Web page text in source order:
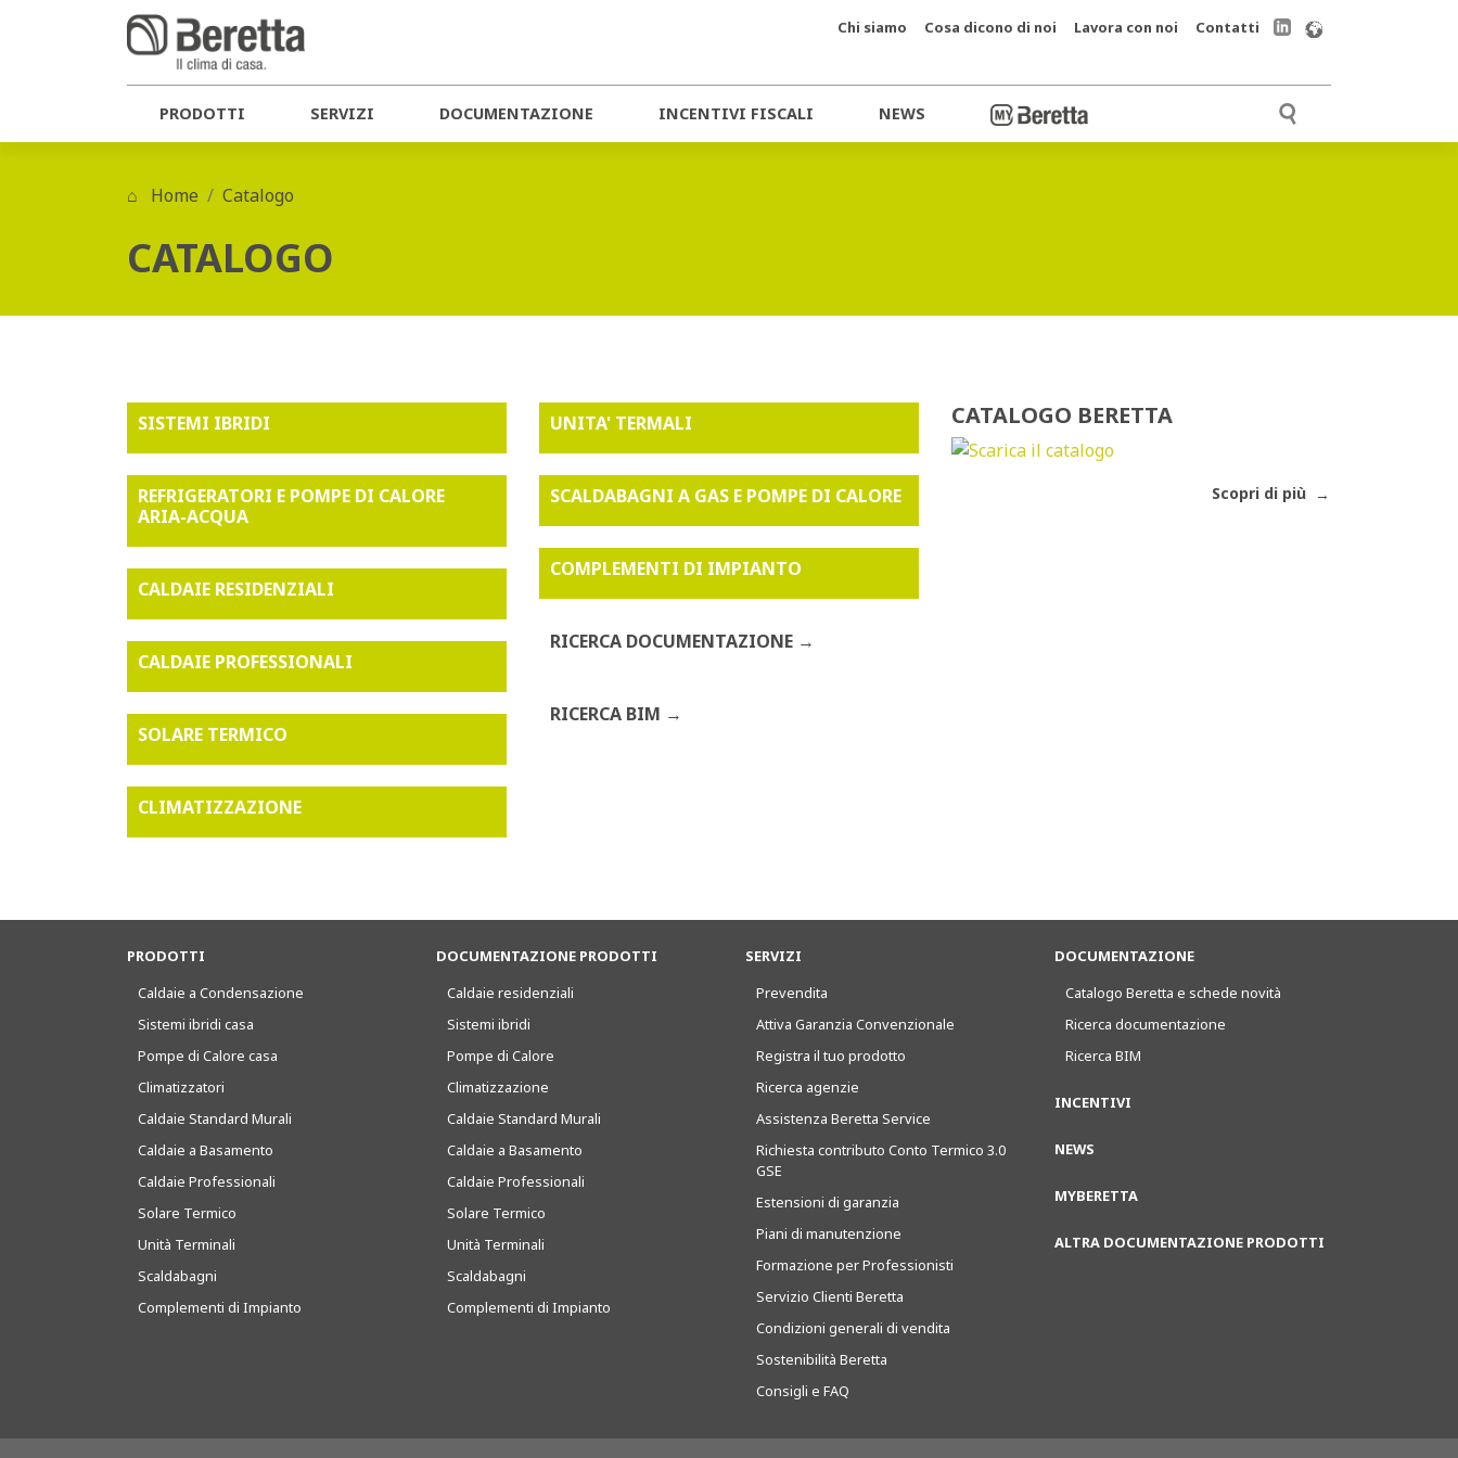
PRODOTTI SERVIZI DOCUMENTAZIONE INCENTIVI FISCALI NEWS
Chi siamo Cosa dicono di noi Lavora con noi Contatti
Home Catalogo
CATALOGO
SISTEMI IBRIDI
REFRIGERATORI E POMPE DI CALORE
ARIA-ACQUA
CALDAIE RESIDENZIALI
CALDAIE PROFESSIONALI
SOLARE TERMICO
CLIMATIZZAZIONE
UNITA' TERMALI
SCALDABAGNI A GAS E POMPE DI CALORE
COMPLEMENTI DI IMPIANTO
RICERCA DOCUMENTAZIONE
RICERCA BIM
CATALOGO BERETTA
Scopri di più
PRODOTTI
Caldaie a Condensazione
Sistemi ibridi casa
Pompe di Calore casa
Climatizzatori
Caldaie Standard Murali
Caldaie a Basamento
Caldaie Professionali
Solare Termico
Unità Terminali
Scaldabagni
Complementi di Impianto
DOCUMENTAZIONE PRODOTTI
Caldaie residenziali
Sistemi ibridi
Pompe di Calore
Climatizzazione
Caldaie Standard Murali
Caldaie a Basamento
Caldaie Professionali
Solare Termico
Unità Terminali
Scaldabagni
Complementi di Impianto
SERVIZI
Prevendita
Attiva Garanzia Convenzionale
Registra il tuo prodotto
Ricerca agenzie
Assistenza Beretta Service
Richiesta contributo Conto Termico 3.0
GSE
Estensioni di garanzia
Piani di manutenzione
Formazione per Professionisti
Servizio Clienti Beretta
Condizioni generali di vendita
Sostenibilità Beretta
Consigli e FAQ
DOCUMENTAZIONE
Catalogo Beretta e schede novità
Ricerca documentazione
Ricerca BIM
INCENTIVI
NEWS
MYBERETTA
ALTRA DOCUMENTAZIONE PRODOTTI